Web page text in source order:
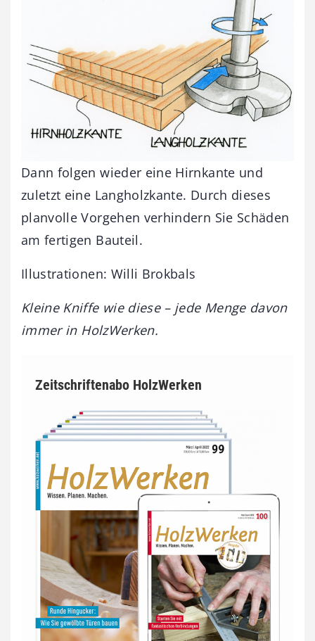
Dann folgen wieder eine Hirnkante und
zuletzt eine Langholzkante. Durch dieses
planvolle Vorgehen verhindern Sie Schäden
am fertigen Bauteil.
Illustrationen: Willi Brokbals
Kleine Kniffe wie diese – jede Menge davon
immer in HolzWerken.
Zeitschriftenabo HolzWerken